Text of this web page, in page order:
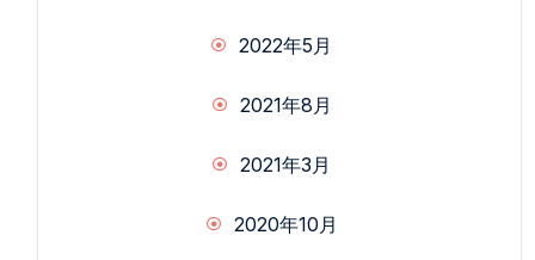
2022年5月
2021年8月
2021年3月
2020年10月